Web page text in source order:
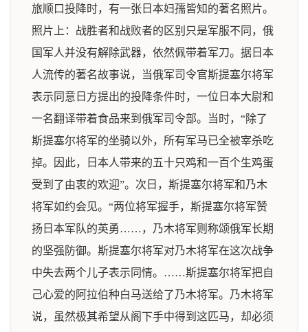
旅顺口投降时，有一张日本妇孺皆知的著名照片。
照片上：战胜者和战败者的区别只是军服不同，俄
国军人并没有解除武器，依然佩带着军刀。据日本
人流传的著名故事说，当俄军司令官斯提塞尔将军
表示同意日方提出的投降条件时，一位日本大尉和
一名翻译带着食品来到俄军司令部。当时，“除了
斯提塞尔将军的坐骑以外，所有军马已全被宰杀吃
掉。因此，日本人带来的五十只鸡和一百个生鸡蛋
受到了由衷的欢迎”。次日，斯提塞尔将军和乃木
将军如约会见。“两位将军握手，斯提塞尔将军赞
扬日本军队的英勇……，乃木将军则称颂俄军长期
的坚强防御。斯提塞尔将军对乃木将军在这次战争
中失去两个儿子表示同情。……斯提塞尔将军把自
己心爱的阿拉伯种白马送给了乃木将军。乃木将军
说，虽然极其希望从阁下手中得到这匹马，却必须